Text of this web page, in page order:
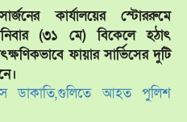
কার্যালয়ের স্টোররুমে
(৩১ মে) বিকেলে হঠাৎ
ফায়ার সার্ভিসের দুটি
ডাকাতি,গুলিতে আহত পুলিশ